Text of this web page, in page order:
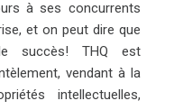
à ses concurrents
et on peut dire que
succès! THQ est
vendant à la
intellectuelles,